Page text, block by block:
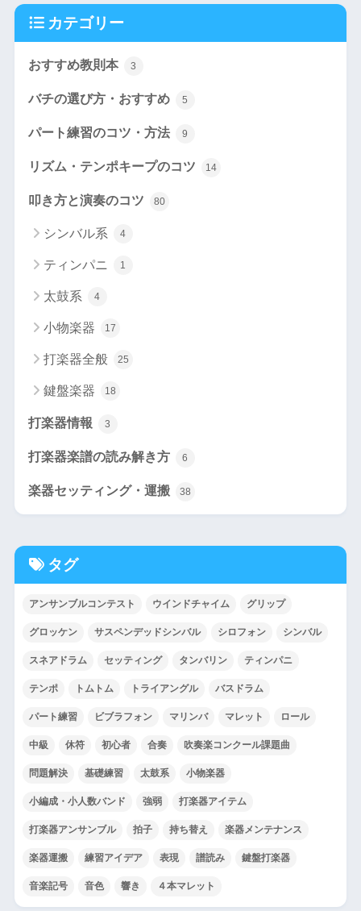
カテゴリー
おすすめ教則本 3
バチの選び方・おすすめ 5
パート練習のコツ・方法 9
リズム・テンポキープのコツ 14
叩き方と演奏のコツ 80
シンバル系 4
ティンパニ 1
太鼓系 4
小物楽器 17
打楽器全般 25
鍵盤楽器 18
打楽器情報 3
打楽器楽譜の読み解き方 6
楽器セッティング・運搬 38
タグ
アンサンブルコンテスト ウインドチャイム グリップ
グロッケン サスペンデッドシンバル シロフォン シンバル
スネアドラム セッティング タンバリン ティンパニ
テンポ トムトム トライアングル バスドラム
パート練習 ビブラフォン マリンバ マレット ロール
中級 休符 初心者 合奏 吹奏楽コンクール課題曲
問題解決 基礎練習 太鼓系 小物楽器
小編成・小人数バンド 強弱 打楽器アイテム
打楽器アンサンブル 拍子 持ち替え 楽器メンテナンス
楽器運搬 練習アイデア 表現 譜読み 鍵盤打楽器
音楽記号 音色 響き ４本マレット